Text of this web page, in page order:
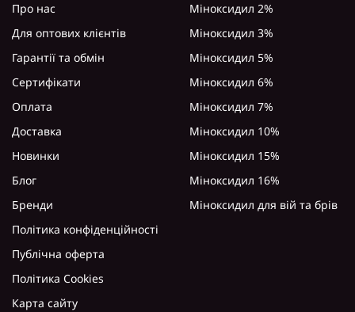
Про нас
Для оптових клієнтів
Гарантії та обмін
Сертифікати
Оплата
Доставка
Новинки
Блог
Бренди
Політика конфіденційності
Публічна оферта
Політика Cookies
Карта сайту
Міноксидил 2%
Міноксидил 3%
Міноксидил 5%
Міноксидил 6%
Міноксидил 7%
Міноксидил 10%
Міноксидил 15%
Міноксидил 16%
Міноксидил для вій та брів